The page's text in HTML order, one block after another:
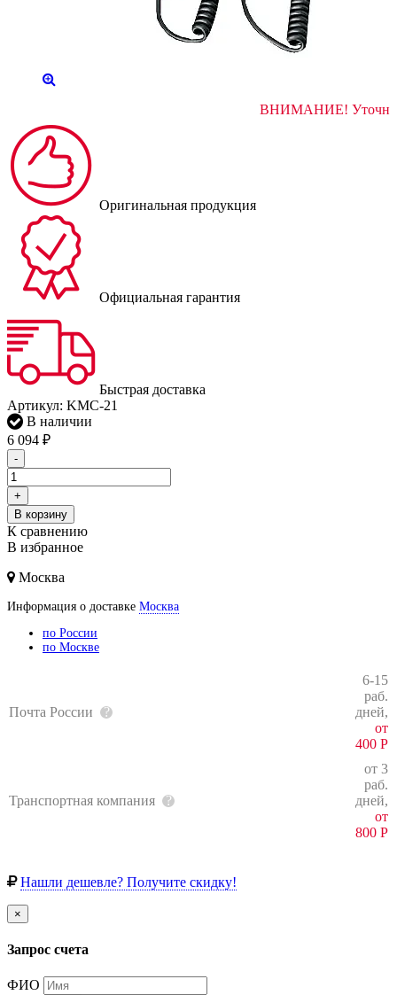
ВНИМАНИЕ!
Оригинальная продукция
Официальная гарантия
Быстрая доставка
Артикул: KMC-21
В наличии
6 094 ₽
-
+
В корзину
К сравнению
В избранное
Москва
Информация о доставке Москва
по России
по Москве
Почта России
6-15
раб.
дней,
от
400 Р
Транспортная компания
от 3
раб.
дней,
от
800 Р
Нашли дешевле? Получите скидку!
×
Запрос счета
ФИО